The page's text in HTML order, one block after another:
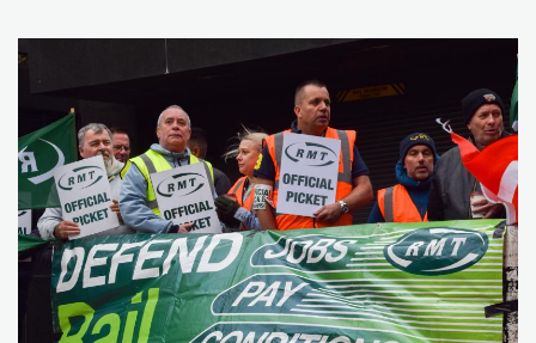
アフリカ地域
アフリカ
アフリカ
ITF米州間地域